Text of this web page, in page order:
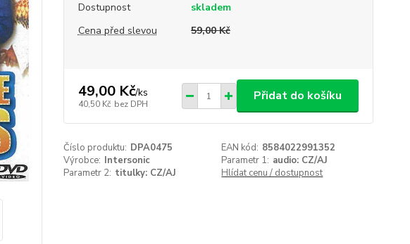
Dostupnost
skladem
Cena před slevou
59,00 Kč
49,00 Kč/ks
40,50 Kč bez DPH
Přidat do košíku
Číslo produktu: DPA0475 EAN kód: 8584022991352
Výrobce: Intersonic Parametr 1: audio: CZ/AJ
Parametr 2: titulky: CZ/AJ Hlídat cenu / dostupnost